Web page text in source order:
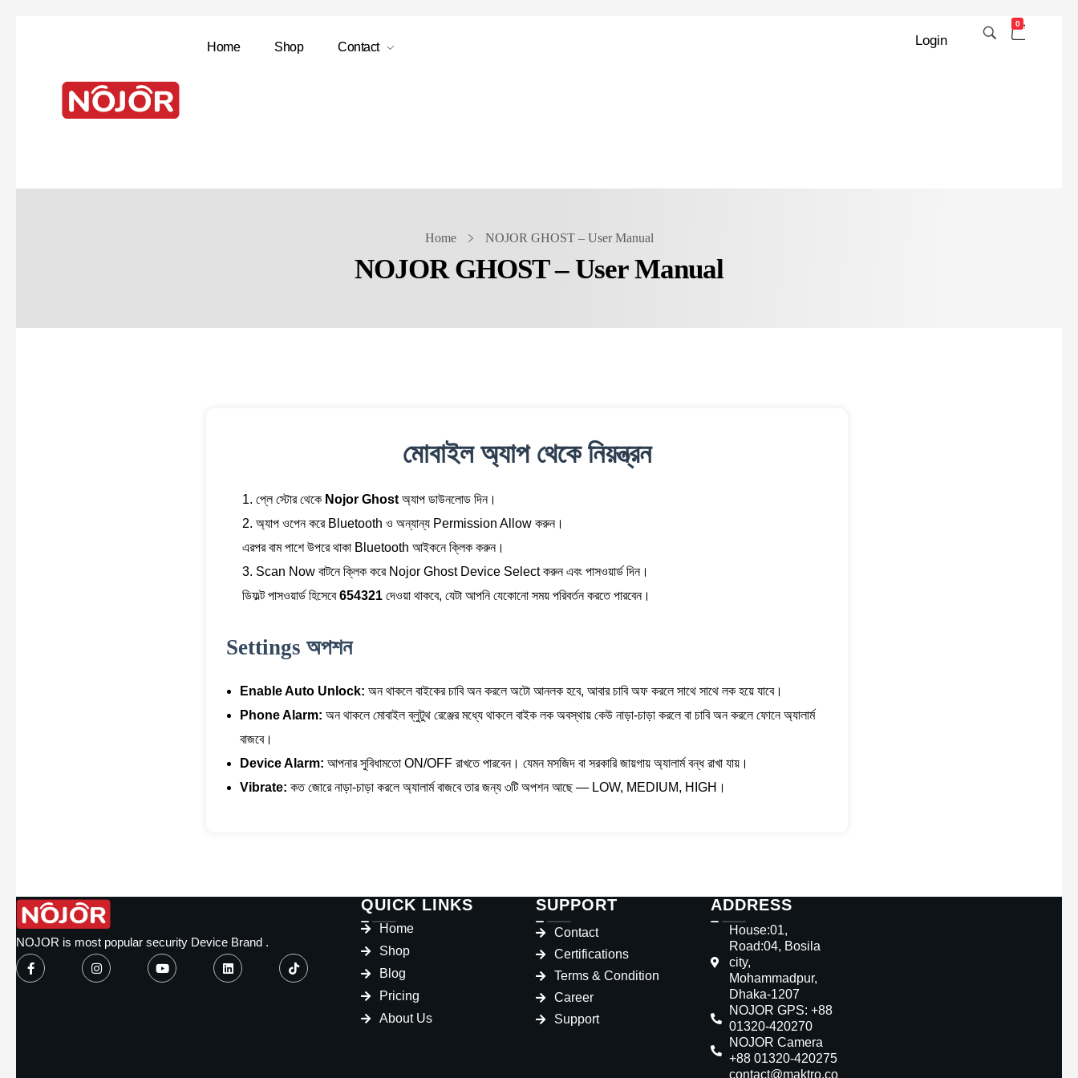
Home Shop Contact Login
0
Home NOJOR GHOST – User Manual
NOJOR GHOST – User Manual
মোবাইল অ্যাপ থেকে নিয়ন্ত্রন
প্লে স্টোর থেকে Nojor Ghostঅ্যাপ ডাউনলোড দিন।
অ্যাপ ওপেন করে Bluetooth ও অন্যান্য Permission Allow করুন।
এরপর বাম পাশে উপরে থাকা Bluetooth আইকনে ক্লিক করুন।
Scan Now বাটনে ক্লিক করে Nojor Ghost Device Select করুন এবং পাসওয়ার্ড দিন।
ডিফল্ট পাসওয়ার্ড হিসেবে654321দেওয়া থাকবে, যেটা আপনি যেকোনো সময় পরিবর্তন করতে পারবেন।
Settings অপশন
Enable Auto Unlock: অন থাকলে বাইকের চাবি অন করলে অটো আনলক হবে, আবার চাবি অফ করলে সাথে সাথে লক হয়ে যাবে।
Phone Alarm: অন থাকলে মোবাইল ব্লুটুথ রেঞ্জের মধ্যে থাকলে বাইক লক অবস্থায় কেউ নাড়া-চাড়া করলে বা চাবি অন করলে ফোনে অ্যালার্ম
বাজবে।
Device Alarm: আপনার সুবিধামতো ON/OFF রাখতে পারবেন। যেমন মসজিদ বা সরকারি জায়গায় অ্যালার্ম বন্ধ রাখা যায়।
Vibrate: কত জোরে নাড়া-চাড়া করলে অ্যালার্ম বাজবে তার জন্য ৩টি অপশন আছে — LOW, MEDIUM, HIGH।
NOJOR is most popular security Device Brand .
QUICK LINKS
Home
Shop
Blog
Pricing
About Us
SUPPORT
Contact
Certifications
Terms & Condition
Career
Support
ADDRESS
House:01,
Road:04, Bosila
city,
Mohammadpur,
Dhaka-1207
NOJOR GPS: +88
01320-420270
NOJOR Camera
+88 01320-420275
contact@maktro.co